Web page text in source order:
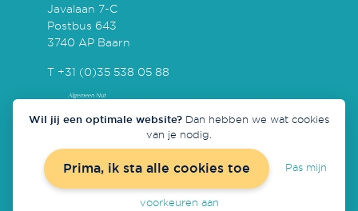
Javalaan 7-C
Postbus 643
3740 AP Baarn
T +31 (0)35 538 05 88
Concept & realisatie doorRedmatters
Wil jij een optimale website? Dan hebben we wat cookies
van je nodig.
Prima, ik sta alle cookies toe Pas mijn
voorkeuren aan